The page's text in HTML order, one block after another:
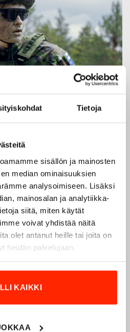
Tietoja
sisällön ja mainosten
median ominaisuuksien
analysoimiseen. Lisäksi
mainosalan ja analytiikka-
siitä, miten käytät
voivat yhdistää näitä
olet antanut heille tai joita on
heidän palvelujaan.
KAIKKI
laatumerkki vuodesta